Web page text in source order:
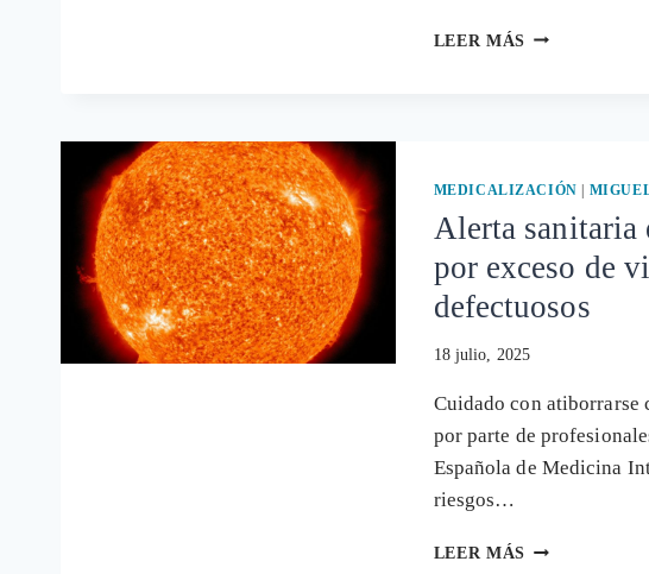
LEER MÁS EL
DEPENDENCIA
LAS
MEDICALIZACIÓN |
Alerta sanitaria
por exceso de
defectuosos
18 julio, 2025
Cuidado con
por parte de
Española de Medicina
riesgos…
LEER MÁS ALERTA